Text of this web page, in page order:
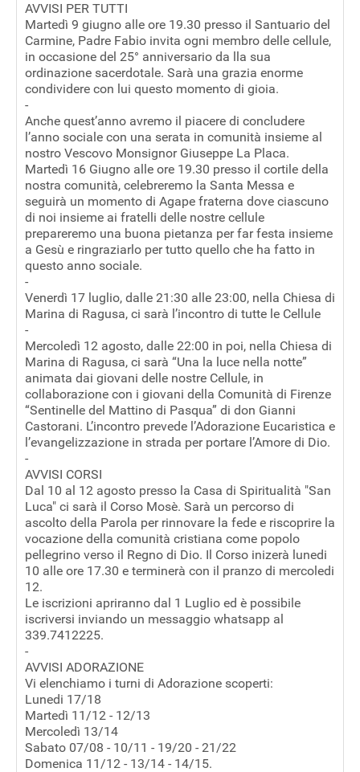
AVVISI PER TUTTI
Martedì 9 giugno alle ore 19.30 presso il Santuario del
Carmine, Padre Fabio invita ogni membro delle cellule,
in occasione del 25° anniversario da lla sua
ordinazione sacerdotale. Sarà una grazia enorme
condividere con lui questo momento di gioia.
-
Anche quest’anno avremo il piacere di concludere
l’anno sociale con una serata in comunità insieme al
nostro Vescovo Monsignor Giuseppe La Placa.
Martedì 16 Giugno alle ore 19.30 presso il cortile della
nostra comunità, celebreremo la Santa Messa e
seguirà un momento di Agape fraterna dove ciascuno
di noi insieme ai fratelli delle nostre cellule
prepareremo una buona pietanza per far festa insieme
a Gesù e ringraziarlo per tutto quello che ha fatto in
questo anno sociale.
-
Venerdì 17 luglio, dalle 21:30 alle 23:00, nella Chiesa di
Marina di Ragusa, ci sarà l’incontro di tutte le Cellule
-
Mercoledì 12 agosto, dalle 22:00 in poi, nella Chiesa di
Marina di Ragusa, ci sarà “Una la luce nella notte”
animata dai giovani delle nostre Cellule, in
collaborazione con i giovani della Comunità di Firenze
“Sentinelle del Mattino di Pasqua” di don Gianni
Castorani. L’incontro prevede l’Adorazione Eucaristica e
l’evangelizzazione in strada per portare l’Amore di Dio.
-
AVVISI CORSI
Dal 10 al 12 agosto presso la Casa di Spiritualità "San
Luca" ci sarà il Corso Mosè. Sarà un percorso di
ascolto della Parola per rinnovare la fede e riscoprire la
vocazione della comunità cristiana come popolo
pellegrino verso il Regno di Dio. Il Corso inizerà lunedi
10 alle ore 17.30 e terminerà con il pranzo di mercoledi
12.
Le iscrizioni apriranno dal 1 Luglio ed è possibile
iscriversi inviando un messaggio whatsapp al
339.7412225.
-
AVVISI ADORAZIONE
Vi elenchiamo i turni di Adorazione scoperti:
Lunedi 17/18
Martedì 11/12 - 12/13
Mercoledì 13/14
Sabato 07/08 - 10/11 - 19/20 - 21/22
Domenica 11/12 - 13/14 - 14/15.